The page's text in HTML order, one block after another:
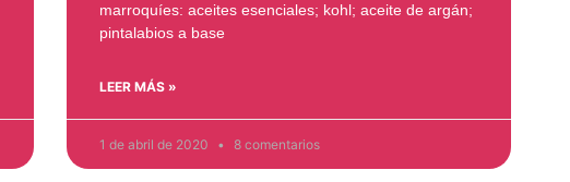
marroquíes: aceites esenciales; kohl; aceite de argán;
pintalabios a base
LEER MÁS »
1 de abril de 2020 8 comentarios